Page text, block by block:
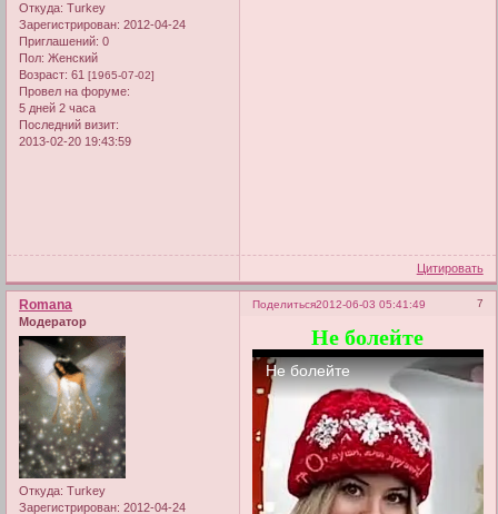
Откуда: Turkey
Зарегистрирован: 2012-04-24
Приглашений: 0
Пол: Женский
Возраст: 61 [1965-07-02]
Провел на форуме:
5 дней 2 часа
Последний визит:
2013-02-20 19:43:59
Цитировать
Поделиться 7
2012-06-03 05:41:49
Romana
Модератор
Откуда: Turkey
Зарегистрирован: 2012-04-24
Не болейте